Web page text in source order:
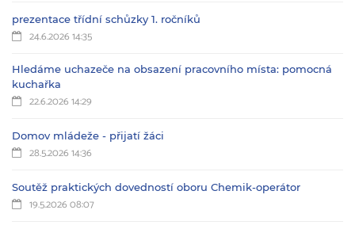
prezentace třídní schůzky 1. ročníků
24.6.2026 14:35
Hledáme uchazeče na obsazení pracovního místa: pomocná
kuchařka
22.6.2026 14:29
Domov mládeže - přijatí žáci
28.5.2026 14:36
Soutěž praktických dovedností oboru Chemik-operátor
19.5.2026 08:07